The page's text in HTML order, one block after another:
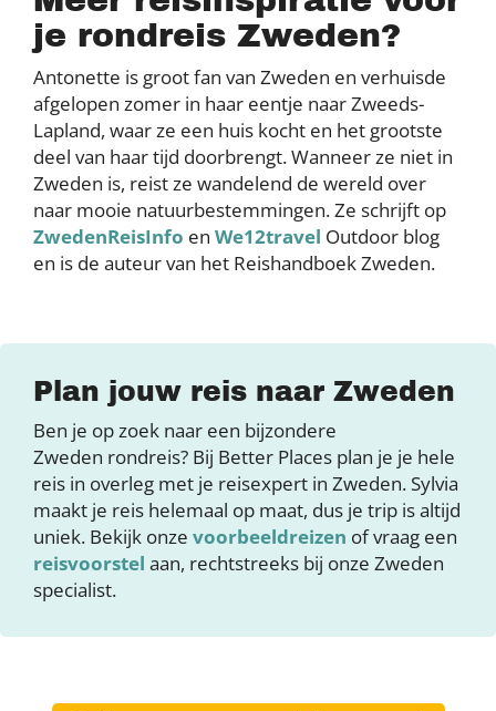
je rondreis Zweden?
Antonette is groot fan van Zweden en verhuisde
afgelopen zomer in haar eentje naar Zweeds-
Lapland, waar ze een huis kocht en het grootste
deel van haar tijd doorbrengt. Wanneer ze niet in
Zweden is, reist ze wandelend de wereld over
naar mooie natuurbestemmingen. Ze schrijft op
ZwedenReisInfo en We12travel Outdoor blog
en is de auteur van het Reishandboek Zweden.
Plan jouw reis naar Zweden
Ben je op zoek naar een bijzondere
Zweden rondreis? Bij Better Places plan je je hele
reis in overleg met je reisexpert in Zweden. Sylvia
maakt je reis helemaal op maat, dus je trip is altijd
uniek. Bekijk onze voorbeeldreizen of vraag een
reisvoorstel aan, rechtstreeks bij onze Zweden
specialist.